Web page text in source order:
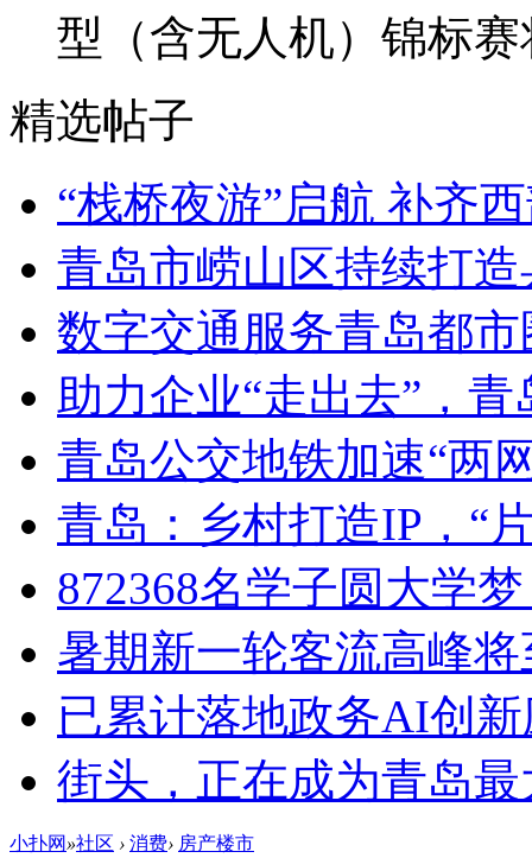
型（含无人机）锦标
精选帖子
“栈桥夜游”启航 补齐
青岛市崂山区持续打
数字交通服务青岛都
助力企业“走出去”，
青岛公交地铁加速“两
青岛：乡村打造IP，“
872368名学子圆大学
暑期新一轮客流高峰
已累计落地政务AI创
街头，正在成为青岛最
小扑网 »社区 › 消费› 房产楼市